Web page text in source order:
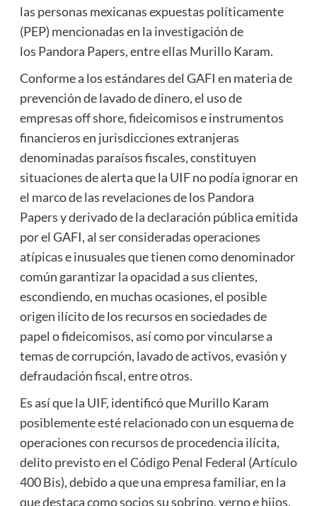
las personas mexicanas expuestas políticamente
(PEP) mencionadas en la investigación de
los Pandora Papers, entre ellas Murillo Karam.
Conforme a los estándares del GAFI en materia de
prevención de lavado de dinero, el uso de
empresas off shore, fideicomisos e instrumentos
financieros en jurisdicciones extranjeras
denominadas paraísos fiscales, constituyen
situaciones de alerta que la UIF no podía ignorar en
el marco de las revelaciones de los Pandora
Papers y derivado de la declaración pública emitida
por el GAFI, al ser consideradas operaciones
atípicas e inusuales que tienen como denominador
común garantizar la opacidad a sus clientes,
escondiendo, en muchas ocasiones, el posible
origen ilícito de los recursos en sociedades de
papel o fideicomisos, así como por vincularse a
temas de corrupción, lavado de activos, evasión y
defraudación fiscal, entre otros.
Es así que la UIF, identificó que Murillo Karam
posiblemente esté relacionado con un esquema de
operaciones con recursos de procedencia ilícita,
delito previsto en el Código Penal Federal (Artículo
400 Bis), debido a que una empresa familiar, en la
que destaca como socios su sobrino, yerno e hijos,